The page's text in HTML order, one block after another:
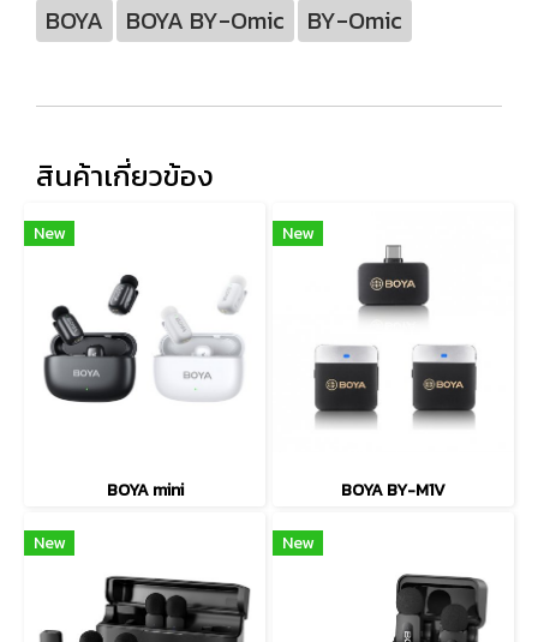
BOYA BOYA BY-Omic BY-Omic
สินค้าเกี่ยวข้อง
New
BOYA mini
New
BOYA BY-M1V
New New